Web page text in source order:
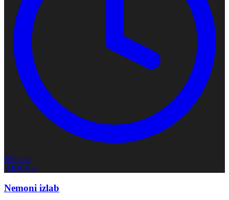
100 min
IMDb 8.2
Nemoni izlab